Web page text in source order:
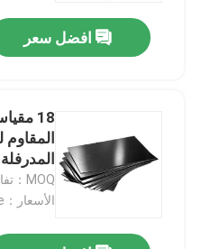
افضل سعر
304316
MOQ：تفاوض
الأسعار：negotiable